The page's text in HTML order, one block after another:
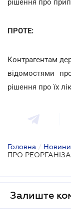
рішення про
ПРОТЕ:
Контрагентам
відомостями
рішення про їх
Головна / Новини
ПРО
Залиште